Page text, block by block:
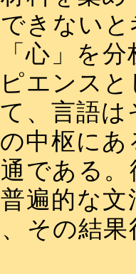
きない
心」を
エンス
、言語
中枢に
である
遍的な
その結